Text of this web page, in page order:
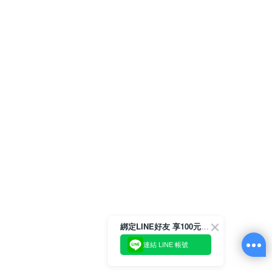
綁定LINE好友 享100元折價券
連結 LINE 帳號